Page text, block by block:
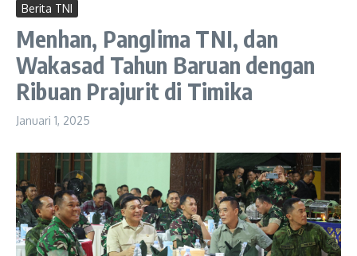
Berita TNI
Menhan, Panglima TNI, dan
Wakasad Tahun Baruan dengan
Ribuan Prajurit di Timika
Januari 1, 2025